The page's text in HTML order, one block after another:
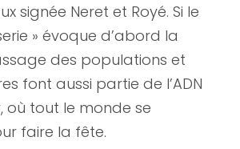
signée Neret et Royé. Si le
» évoque d’abord la
des populations et
font aussi partie de l’ADN
où tout le monde se
faire la fête.